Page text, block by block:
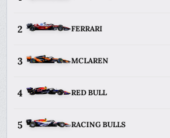
2 FERRARI
3 MCLAREN
4 RED BULL
5 RACING BULLS